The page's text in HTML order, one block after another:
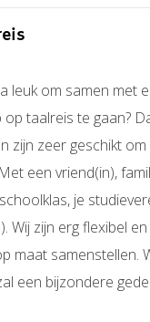
leuk om samen met
taalreis te gaan?
zijn zeer geschikt
een vriend(in),
je
Wij zijn erg flexibel
maat samenstellen.
een bijzondere